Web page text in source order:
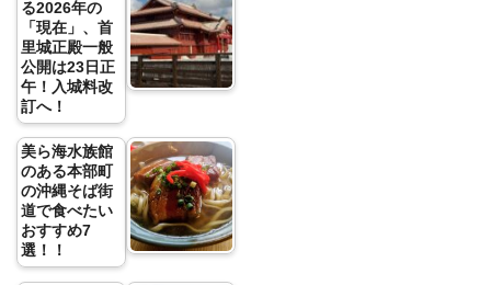
る2026年の
「現在」、首
里城正殿一般
公開は23日正
午！入城料改
訂へ！
美ら海水族館
のある本部町
の沖縄そば街
道で食べたい
おすすめ7
選！！